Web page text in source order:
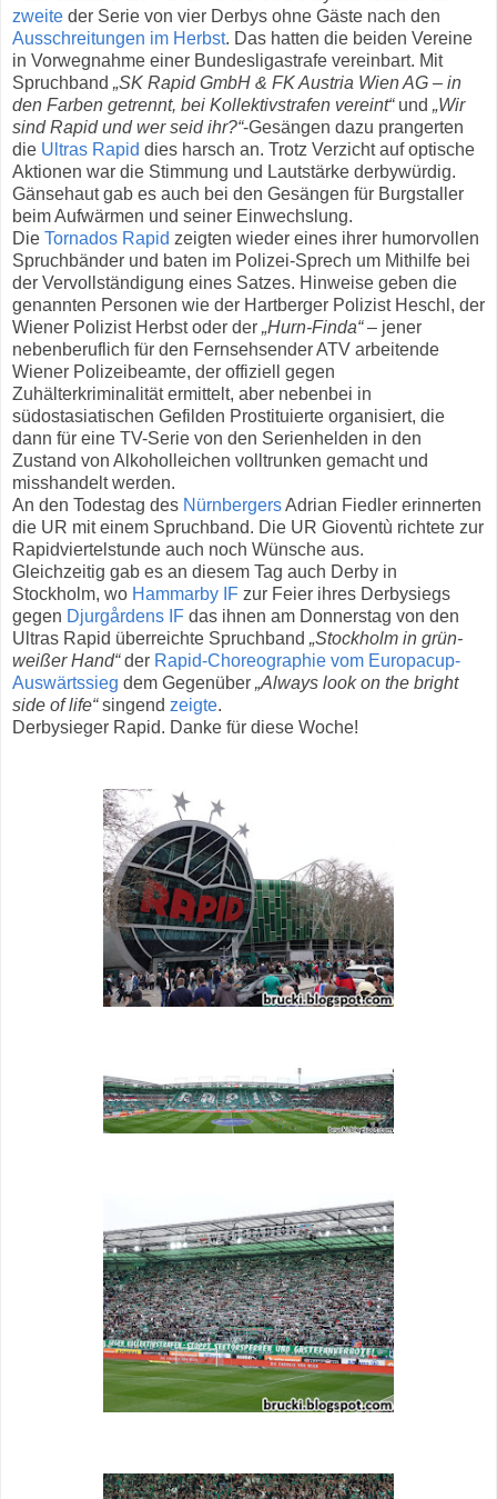
zweite der Serie von vier Derbys ohne Gäste nach den
Ausschreitungen im Herbst. Das hatten die beiden Vereine
in Vorwegnahme einer Bundesligastrafe vereinbart. Mit
Spruchband „SK Rapid GmbH & FK Austria Wien AG – in
den Farben getrennt, bei Kollektivstrafen vereint“und „Wir
sind Rapid und wer seid ihr?“-Gesängen dazu prangerten
die Ultras Rapid dies harsch an. Trotz Verzicht auf optische
Aktionen war die Stimmung und Lautstärke derbywürdig.
Gänsehaut gab es auch bei den Gesängen für Burgstaller
beim Aufwärmen und seiner Einwechslung.
Die Tornados Rapid zeigten wieder eines ihrer humorvollen
Spruchbänder und baten im Polizei-Sprech um Mithilfe bei
der Vervollständigung eines Satzes. Hinweise geben die
genannten Personen wie der Hartberger Polizist Heschl, der
Wiener Polizist Herbst oder der „Hurn-Finda“– jener
nebenberuflich für den Fernsehsender ATV arbeitende
Wiener Polizeibeamte, der offiziell gegen
Zuhälterkriminalität ermittelt, aber nebenbei in
südostasiatischen Gefilden Prostituierte organisiert, die
dann für eine TV-Serie von den Serienhelden in den
Zustand von Alkoholleichen volltrunken gemacht und
misshandelt werden.
An den Todestag des NürnbergersAdrian Fiedler erinnerten
die UR mit einem Spruchband. Die UR Gioventù richtete zur
Rapidviertelstunde auch noch Wünsche aus.
Gleichzeitig gab es an diesem Tag auch Derby in
Stockholm, wo Hammarby IF zur Feier ihres Derbysiegs
gegen Djurgårdens IF das ihnen am Donnerstag von den
Ultras Rapid überreichte Spruchband „Stockholm in grün-
weißer Hand“der Rapid-Choreographie vom Europacup-
Auswärtssieg dem Gegenüber „Always look on the bright
side of life“singend zeigte.
Derbysieger Rapid. Danke für diese Woche!